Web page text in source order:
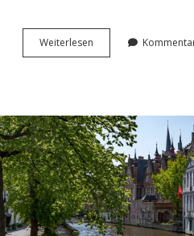
Wei­ter­le­sen
lings­
in
Potsdam.